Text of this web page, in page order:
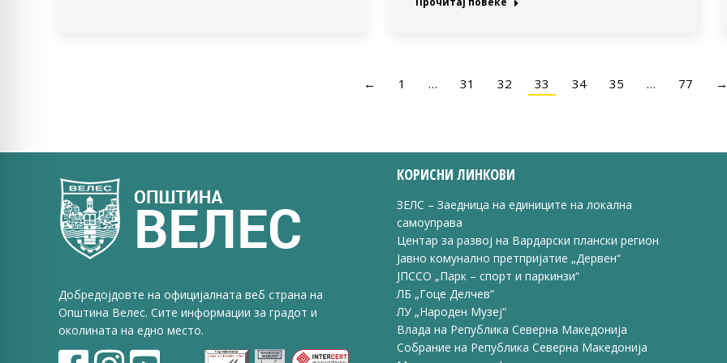
← 1 … 31 32 33 34 35 … 77 →
Добредојдовте на официјалната веб страна на
Општина Велес. Сите информации за градот и
околината на едно место.
КОРИСНИ ЛИНКОВИ
ЗЕЛС – Заедница на единиците на локална
самоуправа
Центар за развој на Вардарски плански регион
Јавно комунално претпријатие „Дервен“
ЈПССО „Парк – спорт и паркинзи“
ЛБ „Гоце Делчев“
ЛУ „Народен Музеј“
Влада на Република Северна Македонија
Собрание на Република Северна Македонија